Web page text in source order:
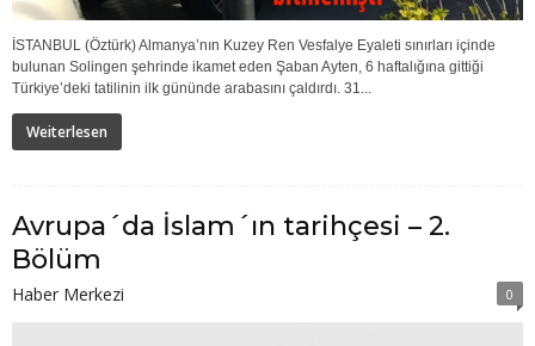
İSTANBUL (Öztürk) Almanya’nın Kuzey Ren Vesfalye Eyaleti sınırları içinde
bulunan Solingen şehrinde ikamet eden Şaban Ayten, 6 haftalığına gittiği
Türkiye’deki tatilinin ilk gününde arabasını çaldırdı. 31...
Weiterlesen
Avrupa´da İslam´ın tarihçesi – 2.
Bölüm
Haber Merkezi 0